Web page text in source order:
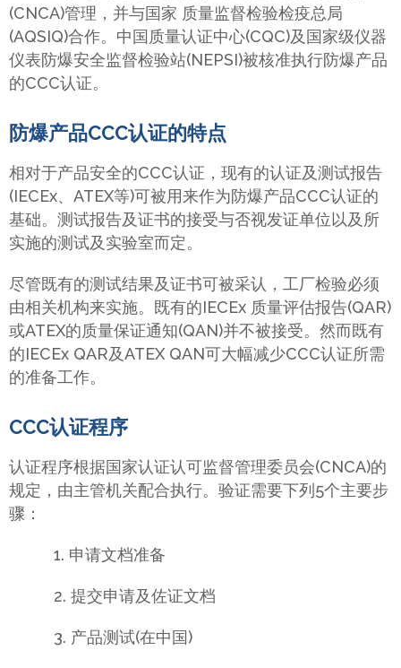
(CNCA)管理，并与国家 质量监督检验检疫总局
(AQSIQ)合作。中国质量认证中心(CQC)及国家级仪器
仪表防爆安全监督检验站(NEPSI)被核准执行防爆产品
的CCC认证。
防爆产品CCC认证的特点
相对于产品安全的CCC认证，现有的认证及测试报告
(IECEx、ATEX等)可被用来作为防爆产品CCC认证的
基础。测试报告及证书的接受与否视发证单位以及所
实施的测试及实验室而定。
尽管既有的测试结果及证书可被采认，工厂检验必须
由相关机构来实施。既有的IECEx 质量评估报告(QAR)
或ATEX的质量保证通知(QAN)并不被接受。然而既有
的IECEx QAR及ATEX QAN可大幅减少CCC认证所需
的准备工作。
CCC认证程序
认证程序根据国家认证认可监督管理委员会(CNCA)的
规定，由主管机关配合执行。验证需要下列5个主要步
骤：
1. 申请文档准备
2. 提交申请及佐证文档
3. 产品测试(在中国)